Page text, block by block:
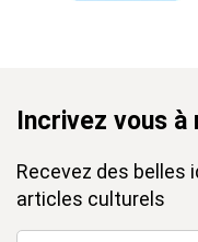
Incrivez vous
Recevez des belles
articles culturels